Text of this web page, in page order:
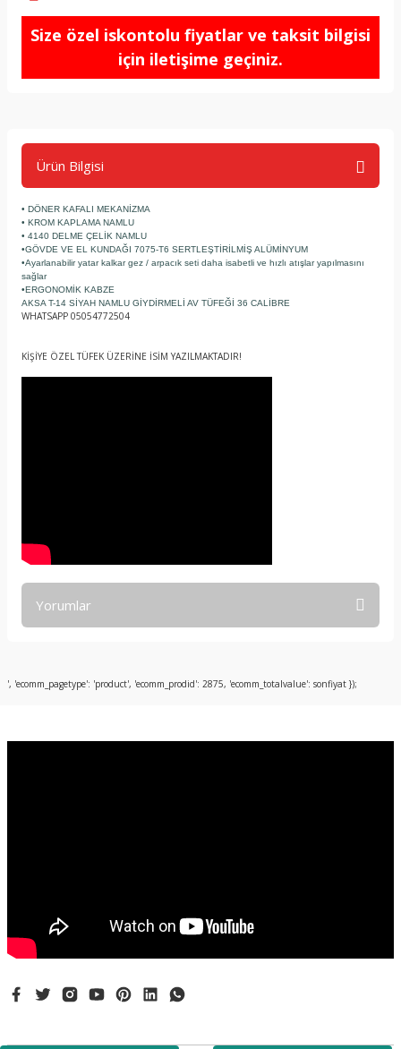
Size özel iskontolu fiyatlar ve taksit bilgisi
için iletişime geçiniz.
Ürün Bilgisi
• DÖNER KAFALI MEKANİZMA
• KROM KAPLAMA NAMLU
• 4140 DELME ÇELİK NAMLU
•GÖVDE VE EL KUNDAĞI 7075-T6 SERTLEŞTİRİLMİŞ ALÜMİNYUM
•Ayarlanabilir yatar kalkar gez / arpacık seti daha isabetli ve hızlı atışlar yapılmasını
sağlar
•ERGONOMİK KABZE
AKSA T-14 SİYAH NAMLU GİYDİRMELİ AV TÜFEĞİ 36 CALİBRE
WHATSAPP 05054772504
KİŞİYE ÖZEL TÜFEK ÜZERİNE İSİM YAZILMAKTADIR!
Yorumlar
Bu ürüne ilk yorumu siz yapın!
', 'ecomm_pagetype': 'product', 'ecomm_prodid': 2875, 'ecomm_totalvalue': sonfiyat });